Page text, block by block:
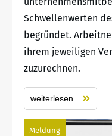
Schwellenwerten
begründet.
ihrem jeweiligen
zuzurechnen.
weiterlesen
Meldung